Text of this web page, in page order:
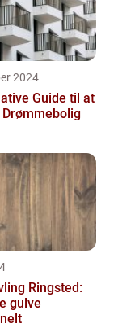
2024
Guide til at
Drømmebolig
Ringsted:
gulve